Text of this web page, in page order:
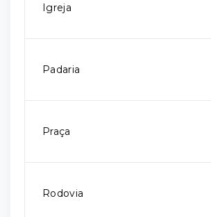
Igreja
Padaria
Praça
Rodovia